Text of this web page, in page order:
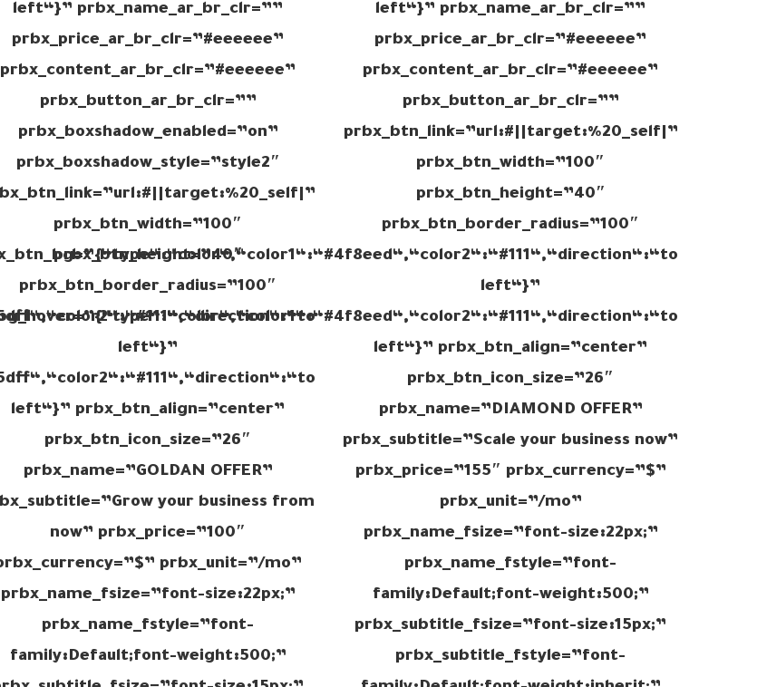
left“}” prbx_name_ar_br_clr=””
prbx_price_ar_br_clr=”#eeeeee”
prbx_content_ar_br_clr=”#eeeeee”
prbx_button_ar_br_clr=””
prbx_boxshadow_enabled=”on”
prbx_boxshadow_style=”style2″
prbx_btn_width=”100″
prbx_btn_height=”40″
prbx_btn_border_radius=”100″
left“}”
left“}” prbx_btn_align=”center”
prbx_btn_icon_size=”26″
prbx_name=”GOLDAN OFFER”
your business from
now” prbx_price=”100″
prbx_unit=”/mo”
prbx_name_fsize=”font-size:22px;”
prbx_name_fstyle=”font-
family:Default;font-weight:500;”
left“}” prbx_name_ar_br_clr=””
prbx_price_ar_br_clr=”#eeeeee”
prbx_content_ar_br_clr=”#eeeeee”
prbx_button_ar_br_clr=””
prbx_btn_link=”url:#||target:%20_self|”
prbx_btn_width=”100″
prbx_btn_height=”40″
prbx_btn_border_radius=”100″
left“}”
left“}” prbx_btn_align=”center”
prbx_btn_icon_size=”26″
prbx_name=”DIAMOND OFFER”
prbx_subtitle=”Scale your business now”
prbx_price=”155″ prbx_currency=”$”
prbx_unit=”/mo”
prbx_name_fsize=”font-size:22px;”
prbx_name_fstyle=”font-
family:Default;font-weight:500;”
prbx_subtitle_fsize=”font-size:15px;”
prbx_subtitle_fstyle=”font-